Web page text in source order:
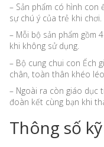
– Sản phẩm có hình con
sự chú ý của trẻ khi chơi.
– Mỗi bộ sản phẩm gồm
khi không sử dụng.
– Bộ cung chui con Ếch
chân, toàn thân khéo
– Ngoài ra còn giáo dục
đoàn kết cùng bạn khi
Thông số